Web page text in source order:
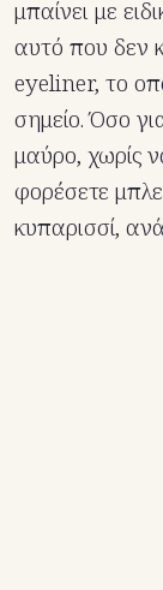
μπαίνει με
αυτό που δεν
eyeliner, το
σημείο. Όσο
μαύρο, χωρίς
φορέσετε
κυπαρισσί,